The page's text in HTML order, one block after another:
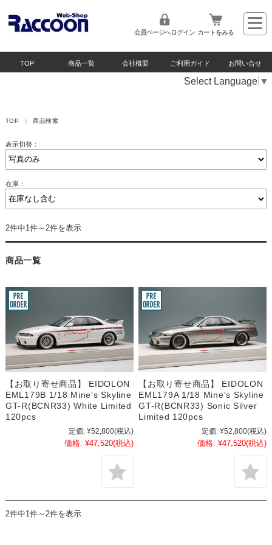
会員ページへログイン カートをみる
TOP 商品一覧 会社概要 ご利用ガイド お問い合せ
Select Language ▼
TOP 商品検索
表示切替：
在庫：
2件中1件～2件を表示
商品一覧
【お取り寄せ商品】 EIDOLON
EML179B 1/18 Mine's Skyline
GT-R(BCNR33) White Limited
120pcs
定価: ¥52,800(税込)
価格: ¥47,520(税込)
【お取り寄せ商品】 EIDOLON
EML179A 1/18 Mine's Skyline
GT-R(BCNR33) Sonic Silver
Limited 120pcs
定価: ¥52,800(税込)
価格: ¥47,520(税込)
2件中1件～2件を表示